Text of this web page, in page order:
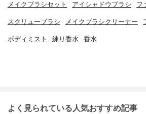
メイクブラシセット アイシャドウブラシ フ
スクリューブラシ メイクブラシクリーナー
ボディミスト 練り香水 香水
よく見られている人気おすすめ記事